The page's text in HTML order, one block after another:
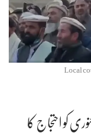
Local
ایسوسی ایشن خیبر پختونخواہ کا 5 جنوری کو احتجاج کا